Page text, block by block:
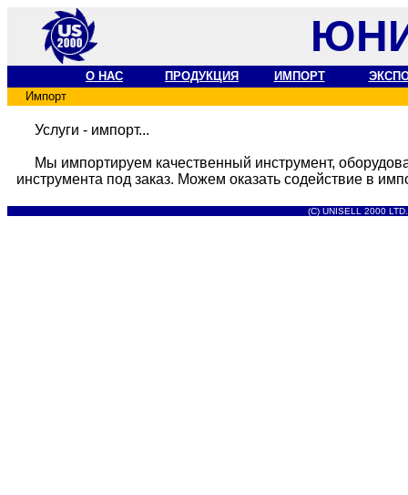
О НАС ПРОДУКЦИЯ ИМПОРТ
Импорт
Услуги - импорт...
Мы импортируем качественный инструмент,
инструмента под заказ. Можем оказать содействие в
(C) UNISELL 2000